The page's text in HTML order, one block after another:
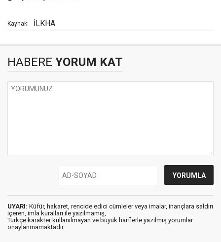
Kaynak: İLKHA
HABERE YORUM KAT
UYARI: Küfür, hakaret, rencide edici cümleler veya imalar, inançlara saldırı
içeren, imla kuralları ile yazılmamış,
Türkçe karakter kullanılmayan ve büyük harflerle yazılmış yorumlar
onaylanmamaktadır.